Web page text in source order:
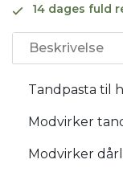
14 dages fuld
Beskrivelse
Tandpasta til
Modvirker
Modvirker